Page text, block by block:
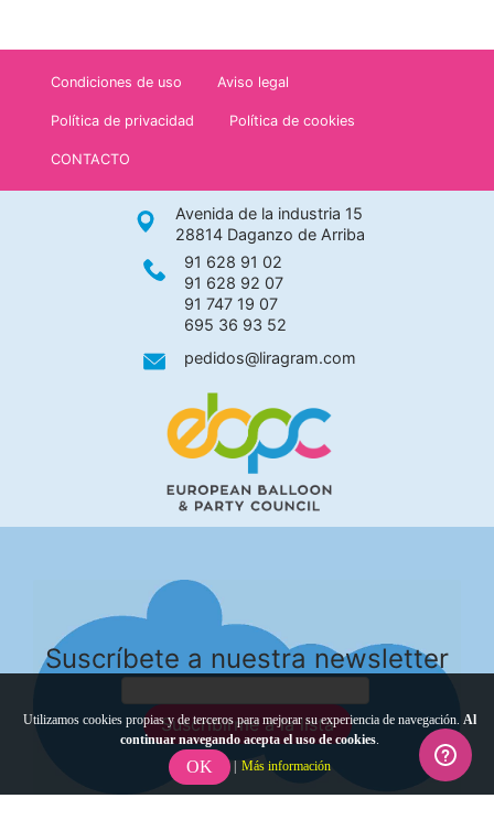
Condiciones de uso Aviso legal
Política de privacidad Política de cookies
CONTACTO
Avenida de la industria 15
28814 Daganzo de Arriba
91 628 91 02
91 628 92 07
91 747 19 07
695 36 93 52
pedidos@liragram.com
Suscríbete a nuestra newsletter
Suscribirme a la lista
Utilizamos cookies propias y de terceros para mejorar su experiencia de navegación. Al
continuar navegando acepta el uso de cookies.
OK | Más información